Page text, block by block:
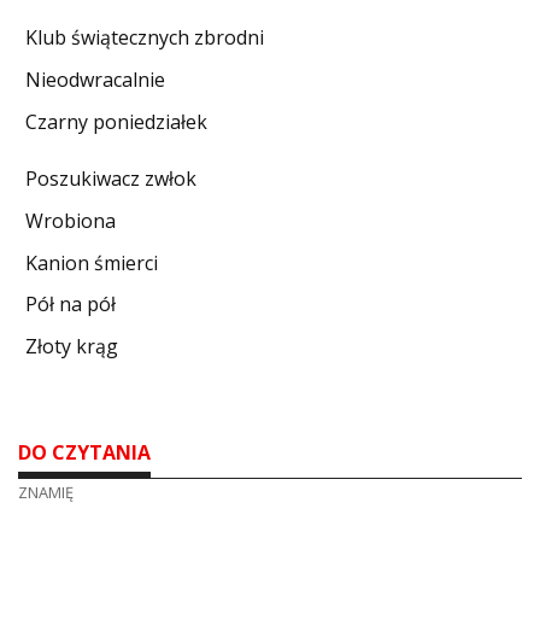
Klub świątecznych zbrodni
Nieodwracalnie
Czarny poniedziałek
Poszukiwacz zwłok
Wrobiona
Kanion śmierci
Pół na pół
Złoty krąg
DO CZYTANIA
ZNAMIĘ